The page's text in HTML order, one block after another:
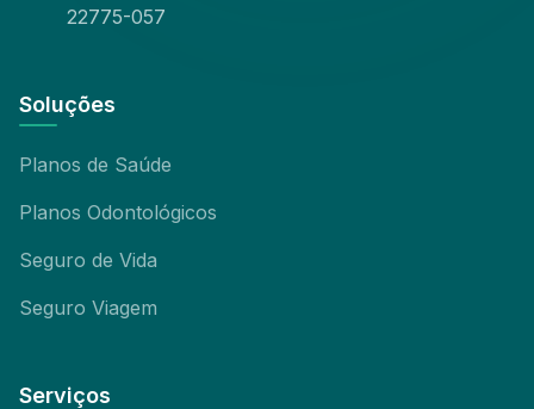
22775-057
Soluções
Planos de Saúde
Planos Odontológicos
Seguro de Vida
Seguro Viagem
Serviços